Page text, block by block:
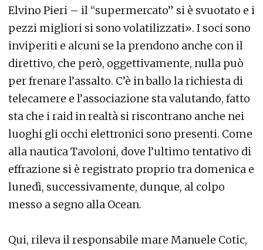
Elvino Pieri – il “supermercato” si è svuotato e i
pezzi migliori si sono volatilizzati». I soci sono
inviperiti e alcuni se la prendono anche con il
direttivo, che però, oggettivamente, nulla può
per frenare l’assalto. C’è in ballo la richiesta di
telecamere e l’associazione sta valutando, fatto
sta che i raid in realtà si riscontrano anche nei
luoghi gli occhi elettronici sono presenti. Come
alla nautica Tavoloni, dove l’ultimo tentativo di
effrazione si è registrato proprio tra domenica e
lunedì, successivamente, dunque, al colpo
messo a segno alla Ocean.
Qui, rileva il responsabile mare Manuele Cotic,